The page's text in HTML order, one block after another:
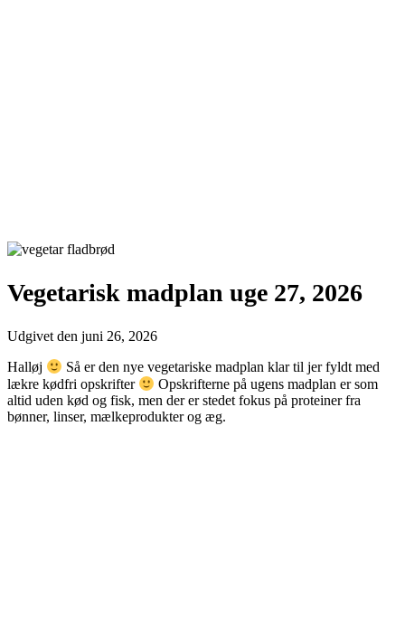
Vegetarisk madplan uge 27, 2026
Udgivet den juni 26, 2026
Halløj
Så er den nye vegetariske madplan klar til jer fyldt med
lækre kødfri opskrifter
Opskrifterne på ugens madplan er som
altid uden kød og fisk, men der er stedet fokus på proteiner fra
bønner, linser, mælkeprodukter og æg.